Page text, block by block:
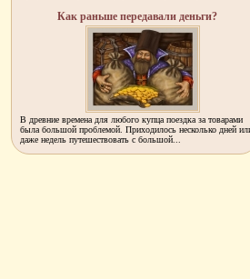
Как раньше передавали деньги?
В древние времена для любого купца поездка за товарами
была большой проблемой. Приходилось несколько дней
даже недель путешествовать с большой...